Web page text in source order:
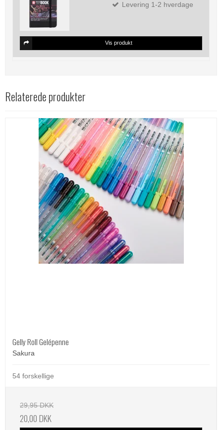
Levering 1-2 hverdage
Vis produkt
Relaterede produkter
Gelly Roll Gelépenne
Sakura
54 forskellige
29,95 DKK
20,00 DKK